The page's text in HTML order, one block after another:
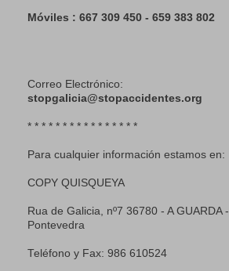
Móviles : 667 309 450 - 659 383 802
Correo Electrónico:
stopgalicia@stopaccidentes.org
* * * * * * * * * * * * * * * *
Para cualquier información estamos en:
COPY QUISQUEYA
Rua de Galicia, nº7 36780 - A GUARDA -
Pontevedra
Teléfono y Fax: 986 610524